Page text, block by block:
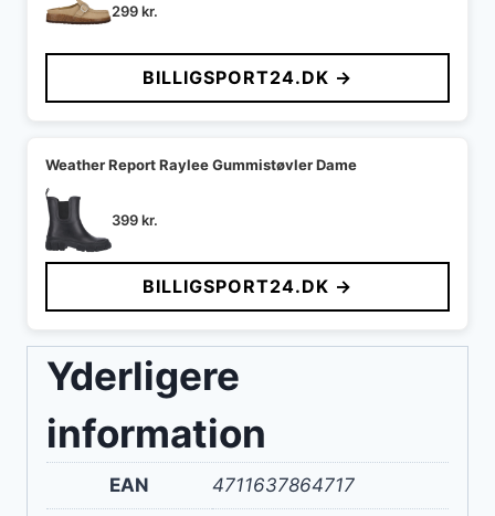
299kr.
BILLIGSPORT24.DK →
Weather Report Raylee Gummistøvler Dame
399kr.
BILLIGSPORT24.DK →
Yderligere
information
EAN 4711637864717